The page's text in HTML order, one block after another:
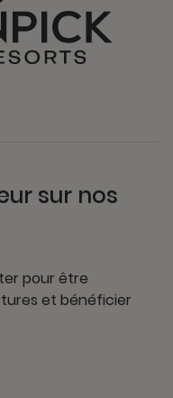
sur nos
pour être
et bénéficier